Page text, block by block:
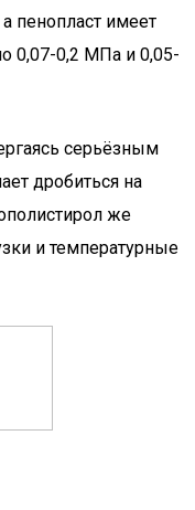
пенопласт имеет
0,07-0,2 МПа и 0,05-
серьёзным
дробиться на
же
и температурные